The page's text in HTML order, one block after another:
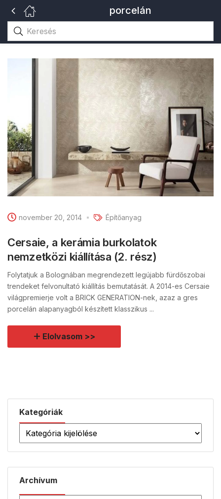
porcelán
Kategóriák
Archívum
november 20, 2014 Építőanyag
Cersaie, a kerámia burkolatok
nemzetközi kiállítása (2. rész)
Folytatjuk a Bolognában megrendezett legújabb fürdőszobai
trendeket felvonultató kiállítás bemutatását. A 2014-es Cersaie
világpremierje volt a BRICK GENERATION-nek, azaz a gres
porcelán alapanyagból készített klasszikus ...
Elolvasom >>